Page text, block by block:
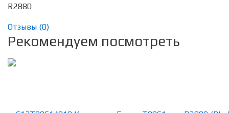
R2880
Отзывы (0)
Рекомендуем посмотреть